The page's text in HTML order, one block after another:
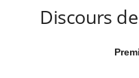
Discours